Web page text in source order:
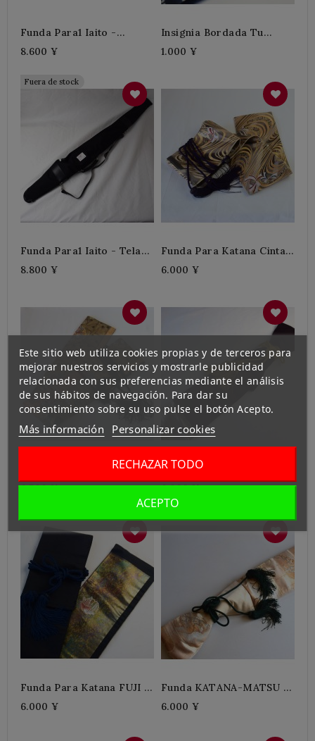
Funda Para1 Iaito -
C.sintético
8.600 ¥
Insignia Bordada Tu
Nombre
1.000 ¥
Fuera de stock
Funda Para1 Iaito - Tela
Kanoko
8.800 ¥
Funda Para Katana Cinta +
Morada
6.000 ¥
Funda Para Katana
Wagara + Verde
6.500 ¥
Funda Para Katana ZEN
6.000 ¥
Funda Para Katana FUJI +
Azul
6.000 ¥
Funda KATANA-MATSU +
Verde
6.000 ¥
Este sitio web utiliza cookies propias y de terceros para
mejorar nuestros servicios y mostrarle publicidad
relacionada con sus preferencias mediante el análisis
de sus hábitos de navegación. Para dar su
consentimiento sobre su uso pulse el botón Acepto.
Más información Personalizar cookies
RECHAZAR TODO
ACEPTO